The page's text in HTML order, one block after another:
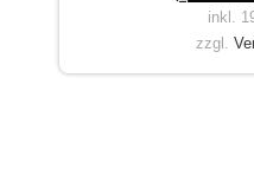
inkl.
zzgl.